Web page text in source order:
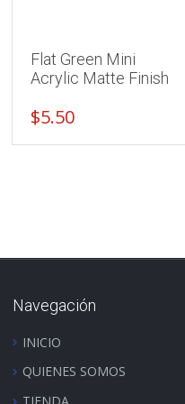
Add to cartFlat Green Mini
Acrylic Matte Finish
$5.50
Navegación
INICIO
QUIENES SOMOS